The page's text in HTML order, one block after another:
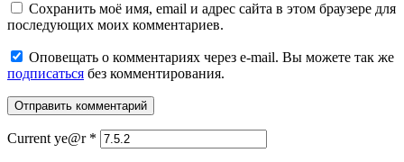
Сохранить моё имя, email и адрес сайта в этом браузере для
последующих моих комментариев.
Оповещать о комментариях через e-mail. Вы можете так же
подписаться без комментирования.
Current ye@r *